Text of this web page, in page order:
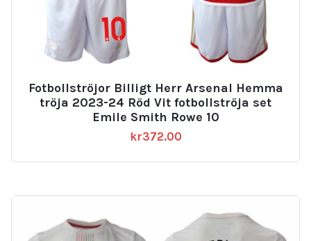
Fotbollströjor Billigt Herr Arsenal Hemma
tröja 2023-24 Röd Vit fotbollströja set
Emile Smith Rowe 10
kr372.00